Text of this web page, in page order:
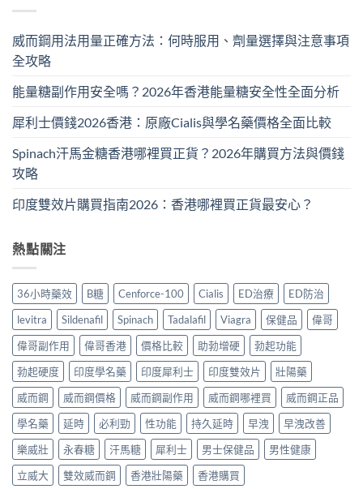
威而鋼用法用量正確方法：何時服用、劑量選擇與注意事項
全攻略
能量糖副作用安全嗎？2026年香港能量糖安全性全面分析
犀利士價錢2026香港：原廠Cialis與學名藥價格全面比較
Spinach汗馬金糖香港哪裡買正貨？2026年購買方法與價錢
攻略
印度雙效片購買指南2026：香港哪裡買正貨最安心？
熱點關注
36小時藥效 B糖 Cenforce-100 Cialis ED治療
ED防治
levitra
Sildenafil Spinach Tadalafil Viagra 保健品
偉哥
偉哥副作用
偉哥香港 價格比較 助勃增硬
勃起功能
勃起硬度
印度學名藥 印度犀利士 印度雙效片
壯陽藥
威而鋼
威而鋼價格 威而鋼副作用 威而鋼哪裡買
威而鋼正品
學名藥
延時 必利勁 性功能 持久延時 早洩
早洩改善
樂威壯
永春糖 汗馬糖 犀利士 男士保健品
男性健康
立威大
雙效威而鋼 香港壯陽藥 香港購買